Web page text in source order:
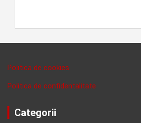
Politica de cookies
Politica de confidentalitate
Categorii